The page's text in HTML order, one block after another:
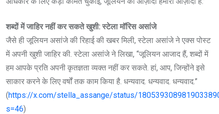
शब्दों में जाहिर नहीं कर सकते खुशी: स्टेला मॉरिस असांजे
जैसे ही जूलियन असांजे की रिहाई की खबर मिली, स्टेला असांजे ने एक्स पोस्ट
में अपनी खुशी जाहिर की. स्टेला असांजे ने लिखा, “जूलियन आजाद हैं, शब्दों में
हम आपके प्रति अपनी कृतज्ञता व्यक्त नहीं कर सकते. हां, आप, जिन्होंने इसे
साकार करने के लिए वर्षों तक काम किया है. धन्यवाद. धन्यवाद. धन्यवाद.”
(https://x.com/stella_assange/status/
s=46)